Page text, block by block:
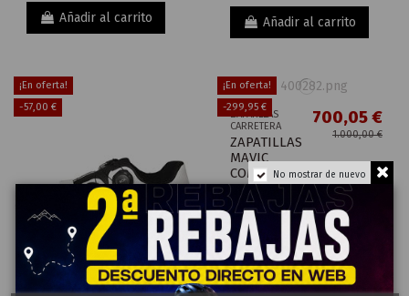
No mostrar de nuevo
Añadir al carrito Añadir al carrito
¡En oferta!
-57,00 €
¡En oferta!
-299,95 €
ZAPATILLAS
CARRETERA
ZAPATILLAS
MAVIC
COMETE
ULTIMATE
700,05 €
1.000,00 €
Ver Producto